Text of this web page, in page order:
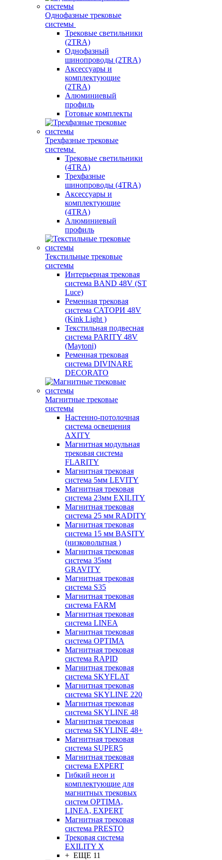
Однофазные трековые
системы
Трековые светильники
(2TRA)
Однофазный
шинопроводы (2TRA)
Аксессуары и
комплектующие
(2TRA)
Алюминиевый
профиль
Готовые комплекты
Трехфазные трековые
системы
Трековые светильники
(4TRA)
Трехфазные
шинопроводы (4TRA)
Аксессуары и
комплектующие
(4TRA)
Алюминиевый
профиль
Текстильные трековые
системы
Интерьерная трековая
система BAND 48V (ST
Luce)
Ременная трековая
система САТОРИ 48V
(Kink Light )
Текстильная подвесная
система PARITY 48V
(Maytoni)
Ременная трековая
система DIVINARE
DECORATO
Магнитные трековые
системы
Настенно-потолочная
система освещения
AXITY
Магнитная модульная
трековая система
FLARITY
Магнитная трековая
система 5мм LEVITY
Магнитная трековая
система 23мм EXILITY
Магнитная трековая
система 25 мм RADITY
Магнитная трековая
система 15 мм BASITY
(низковольтная )
Магнитная трековая
система 35мм
GRAVITY
Магнитная трековая
система S35
Магнитная трековая
система FARM
Магнитная трековая
система LINEA
Магнитная трековая
система OPTIMA
Магнитная трековая
система RAPID
Магнитная трековая
система SKYFLAT
Магнитная трековая
система SKYLINE 220
Магнитная трековая
система SKYLINE 48
Магнитная трековая
система SKYLINE 48+
Магнитная трековая
система SUPER5
Магнитная трековая
система EXPERT
Гибкий неон и
комплектующие для
магнитных трековых
систем OPTIMA,
LINEA, EXPERT
Магнитная трековая
система PRESTO
Трековая система
EXILITY X
+ ЕЩЕ 11